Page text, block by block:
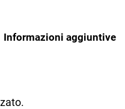
Informazioni aggiuntive